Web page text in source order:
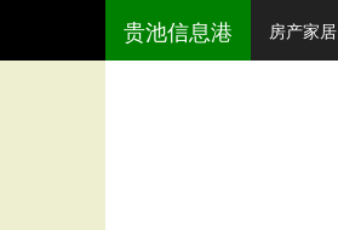
贵池信息港 房产家居